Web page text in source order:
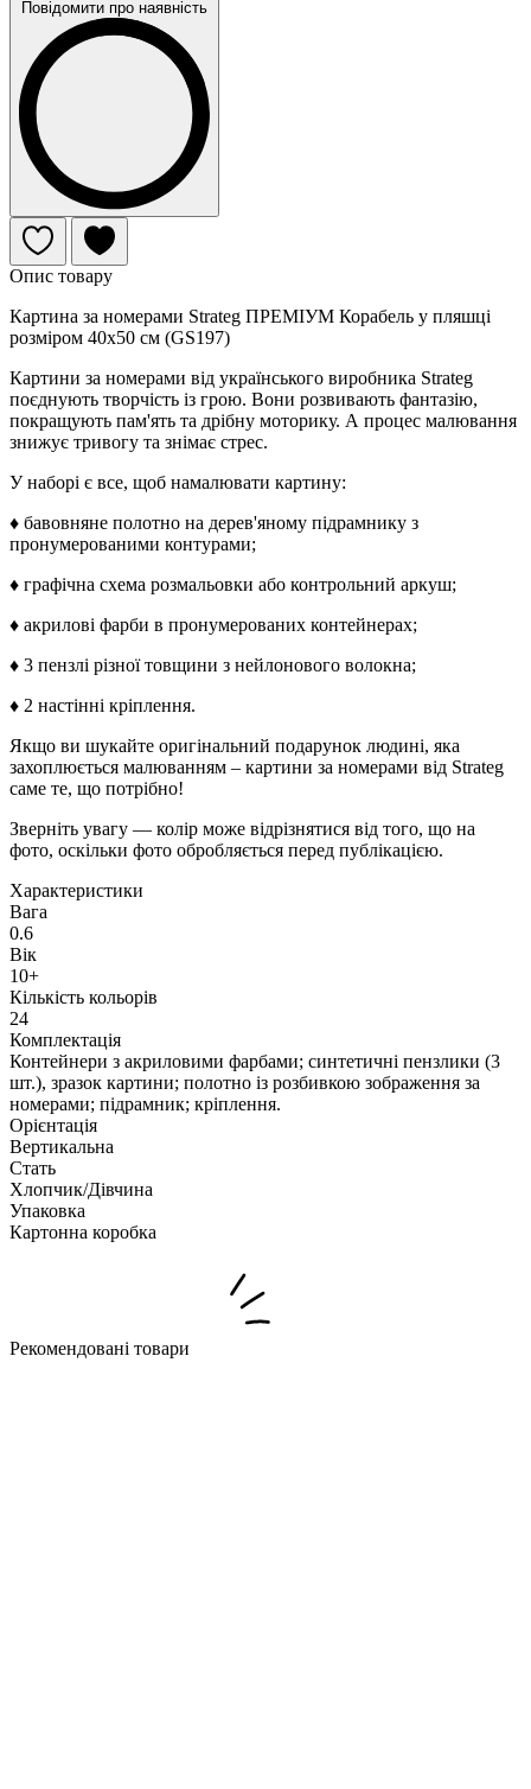
Повідомити про наявність
Опис товару
Картина за номерами Strateg ПРЕМІУМ Корабель у пляшці
розміром 40х50 см (GS197)
Картини за номерами від українського виробника Strateg
поєднують творчість із грою. Вони розвивають фантазію,
покращують пам'ять та дрібну моторику. А процес малювання
знижує тривогу та знімає стрес.
У наборі є все, щоб намалювати картину:
♦ бавовняне полотно на дерев'яному підрамнику з
пронумерованими контурами;
♦ графічна схема розмальовки або контрольний аркуш;
♦ акрилові фарби в пронумерованих контейнерах;
♦ 3 пензлі різної товщини з нейлонового волокна;
♦ 2 настінні кріплення.
Якщо ви шукайте оригінальний подарунок людині, яка
захоплюється малюванням – картини за номерами від Strateg
саме те, що потрібно!
Зверніть увагу — колір може відрізнятися від того, що на
фото, оскільки фото обробляється перед публікацією.
Характеристики
Вага
0.6
Вік
10+
Кількість кольорів
24
Комплектація
Контейнери з акриловими фарбами; синтетичні пензлики (3
шт.), зразок картини; полотно із розбивкою зображення за
номерами; підрамник; кріплення.
Орієнтація
Вертикальна
Стать
Хлопчик/Дiвчина
Упаковка
Картонна коробка
Рекомендовані товари